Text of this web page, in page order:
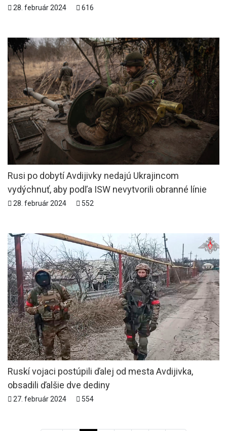
28. február 2024 616
Rusi po dobytí Avdijivky nedajú Ukrajincom
vydýchnuť, aby podľa ISW nevytvorili obranné línie
28. február 2024 552
Ruskí vojaci postúpili ďalej od mesta Avdijivka,
obsadili ďalšie dve dediny
27. február 2024 554